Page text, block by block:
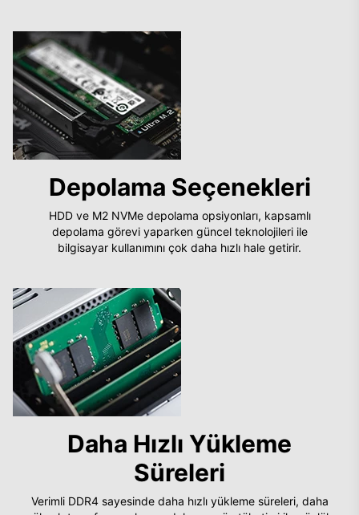
Depolama Seçenekleri
HDD ve M2 NVMe depolama opsiyonları, kapsamlı
depolama görevi yaparken güncel teknolojileri ile
bilgisayar kullanımını çok daha hızlı hale getirir.
Daha Hızlı Yükleme
Süreleri
Verimli DDR4 sayesinde daha hızlı yükleme süreleri, daha